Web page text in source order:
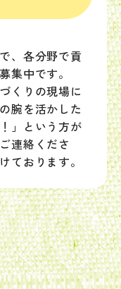
、各分野で貢
集中です。
くりの現場に
腕を活かした
」という方が
連絡くださ
ております。